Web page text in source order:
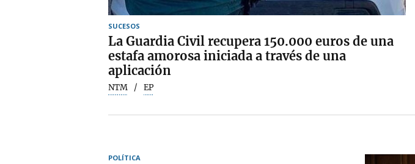
SUCESOS
La Guardia Civil recupera 150.000 euros de una
estafa amorosa iniciada a través de una
aplicación
NTM EP
POLÍTICA